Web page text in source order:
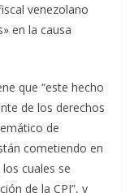
venezolano
en la causa
que “este hecho
de los derechos
de
cometiendo en
cuales se
de la CPI”, y